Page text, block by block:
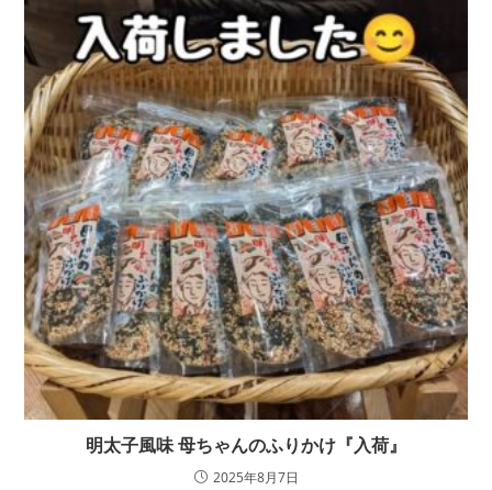
明太子風味 母ちゃんのふりかけ『入荷』
2025年8月7日